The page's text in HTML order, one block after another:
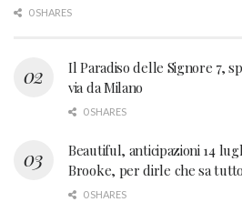
0 SHARES
Il Paradiso delle Signore 7,
via da Milano
0 SHARES
Beautiful, anticipazioni 14
Brooke, per dirle che sa tutto
0 SHARES